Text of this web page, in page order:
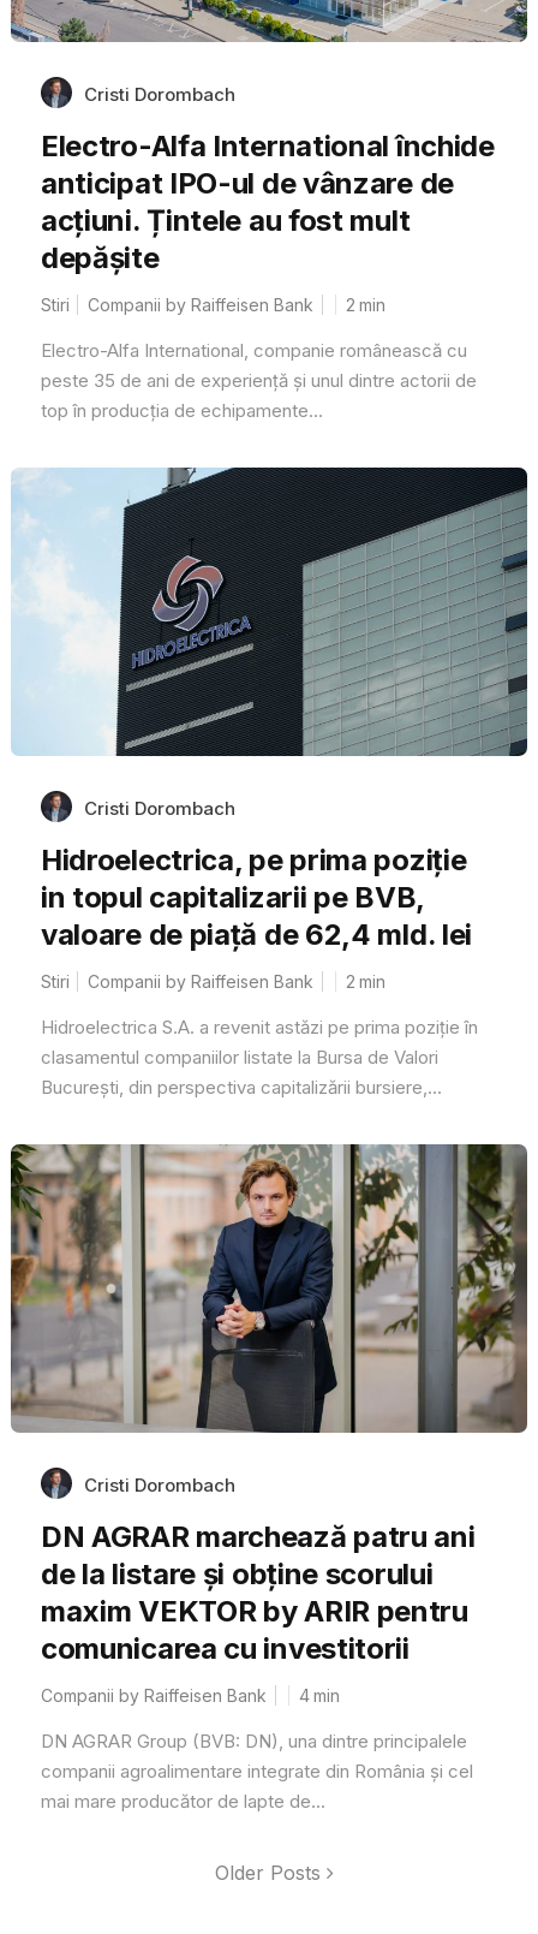
Cristi Dorombach
Electro-Alfa International închide
anticipat IPO-ul de vânzare de
acțiuni. Țintele au fost mult
depășite
Stiri Companii by Raiffeisen Bank 2 min
Electro-Alfa International, companie românească cu
peste 35 de ani de experiență și unul dintre actorii de
top în producția de echipamente...
Cristi Dorombach
Hidroelectrica, pe prima poziție
in topul capitalizarii pe BVB,
valoare de piață de 62,4 mld. lei
Stiri Companii by Raiffeisen Bank 2 min
Hidroelectrica S.A. a revenit astăzi pe prima poziție în
clasamentul companiilor listate la Bursa de Valori
București, din perspectiva capitalizării bursiere,...
Cristi Dorombach
DN AGRAR marchează patru ani
de la listare și obține scorului
maxim VEKTOR by ARIR pentru
comunicarea cu investitorii
Companii by Raiffeisen Bank 4min
DN AGRAR Group (BVB: DN), una dintre principalele
companii agroalimentare integrate din România și cel
mai mare producător de lapte de...
Older Posts